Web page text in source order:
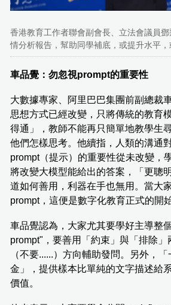
香港教育工作者聯會副會長、立法會議員
情分析報告，幫助同學補底，或提升水平，
車品覺：勿忽視prompt的重要性
大數據專家、阿里巴巴集團前副總裁
思想方式已經改變，只將傳統的教育
得通」，教師不能再只簡單地教學生
他們怎樣思考。他續指，人類的溝通
prompt（提示）的重要性從未改變，
將改變大模型能給出的答案，「更聰
道如何善用，利器在手也無用。當大
prompt，這便是數字化教育正式的開始
車品覺認為，大家尤其要學好主導整
prompt"，要善用「約束」與「排除
（不要......）方向輔助發問。另外，
金」，提供樣本比單純的文字描述給
價值。